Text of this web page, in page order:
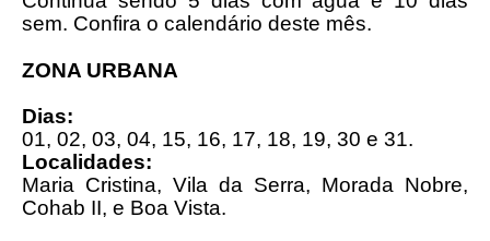
sem. Confira o calendário deste mês.
ZONA URBANA
Dias:
01, 02, 03, 04, 15, 16, 17, 18, 19, 30 e 31.
Localidades:
Maria Cristina, Vila da Serra, Morada Nobre,
Cohab II, e Boa Vista.